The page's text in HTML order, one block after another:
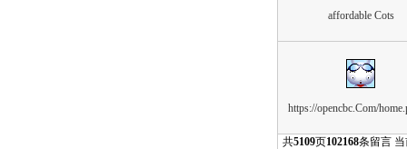
affordable Cots
https://opencbc.Com/
共5109页102168条留言